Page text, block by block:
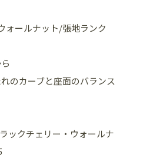
ールナット/張地ランク
のカーブと座面のバランス
クチェリー・ウォールナ